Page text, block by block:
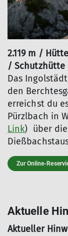
2.119 m /
/ Schutzhütte
Das
den
erreichst du
Pürzlbach in
Link) über
Zur Online-
Aktuelle
Aktueller